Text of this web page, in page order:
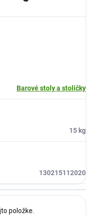
Barové stoly a stoličky
15 kg
130215112020
položke.